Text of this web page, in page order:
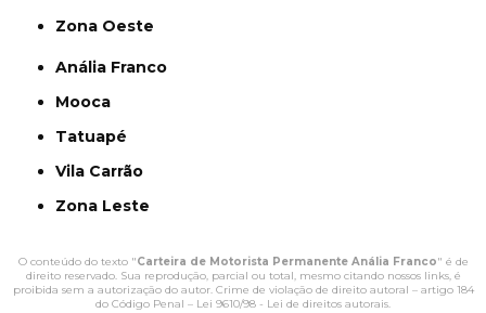
Zona Oeste
Anália Franco
Mooca
Tatuapé
Vila Carrão
Zona Leste
O conteúdo do texto "Carteira de Motorista Permanente Anália Franco" é de
direito reservado. Sua reprodução, parcial ou total, mesmo citando nossos links, é
proibida sem a autorização do autor. Crime de violação de direito autoral – artigo 184
do Código Penal – Lei 9610/98 - Lei de direitos autorais.